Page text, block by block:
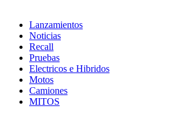
Lanzamientos
Noticias
Recall
Pruebas
Electricos e Hibridos
Motos
Camiones
MITOS